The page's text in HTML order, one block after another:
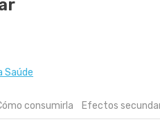
LAS REDES SOCIALES
Saúde
consumirla Efectos